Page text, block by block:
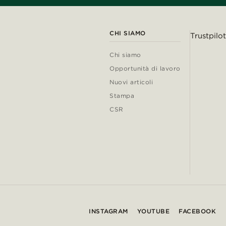
CHI SIAMO
Chi siamo
Opportunità di lavoro
Nuovi articoli
Stampa
CSR
Trustpilot
INSTAGRAM YOUTUBE FACEBOOK